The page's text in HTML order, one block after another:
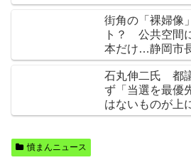
街角の「裸婦像
ト？ 公共空間
本だけ…静岡市
石丸伸二氏 都
ず「当選を最優
はないものが上
憤まんニュース